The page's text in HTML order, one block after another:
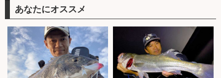
あなたにオススメ